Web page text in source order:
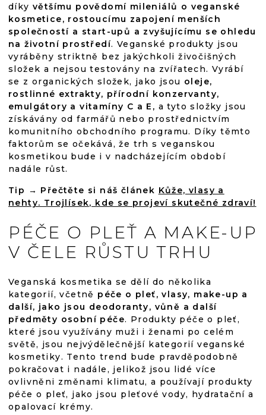
díky většímu povědomí mileniálů o veganské
kosmetice, rostoucímu zapojení menších
společností a start-upů a zvyšujícímu se ohledu
na životní prostředí. Veganské produkty jsou
vyráběny striktně bez jakýchkoli živočišných
složek a nejsou testovány na zvířatech. Vyrábí
se z organických složek, jako jsou oleje,
rostlinné extrakty, přírodní konzervanty,
emulgátory a vitamíny C a E, a tyto složky jsou
získávány od farmářů nebo prostřednictvím
komunitního obchodního programu. Díky těmto
faktorům se očekává, že trh s veganskou
kosmetikou bude i v nadcházejícím období
nadále růst.
Tip → Přečtěte si náš článek Kůže, vlasy a
nehty. Trojlísek, kde se projeví skutečné zdraví!
PÉČE O PLEŤ A MAKE-UP
V ČELE RŮSTU TRHU
Veganská kosmetika se dělí do několika
kategorií, včetně péče o pleť, vlasy, make-up a
další, jako jsou deodoranty, vůně a další
předměty osobní péče. Produkty péče o pleť,
které jsou využívány muži i ženami po celém
světě, jsou nejvýdělečnější kategorií veganské
kosmetiky. Tento trend bude pravděpodobně
pokračovat i nadále, jelikož jsou lidé více
ovlivněni změnami klimatu, a používají produkty
péče o pleť, jako jsou pleťové vody, hydratační a
opalovací krémy.